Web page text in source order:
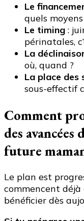
Le
quels
Le timing :
périnatales,
La
où, quand ?
La place des
sous-effectif
Comment
des
future
Le plan est
commencent déjà
bénéficier dès